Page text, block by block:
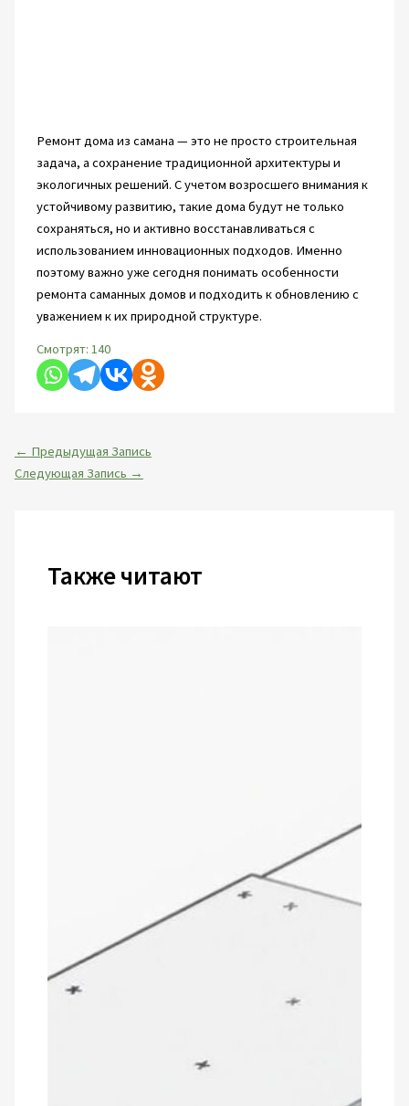
Ремонт дома из самана — это не просто строительная
задача, а сохранение традиционной архитектуры и
экологичных решений. С учетом возросшего внимания к
устойчивому развитию, такие дома будут не только
сохраняться, но и активно восстанавливаться с
использованием инновационных подходов. Именно
поэтому важно уже сегодня понимать особенности
ремонта саманных домов и подходить к обновлению с
уважением к их природной структуре.
Смотрят: 140
← Предыдущая Запись
Следующая Запись →
Также читают